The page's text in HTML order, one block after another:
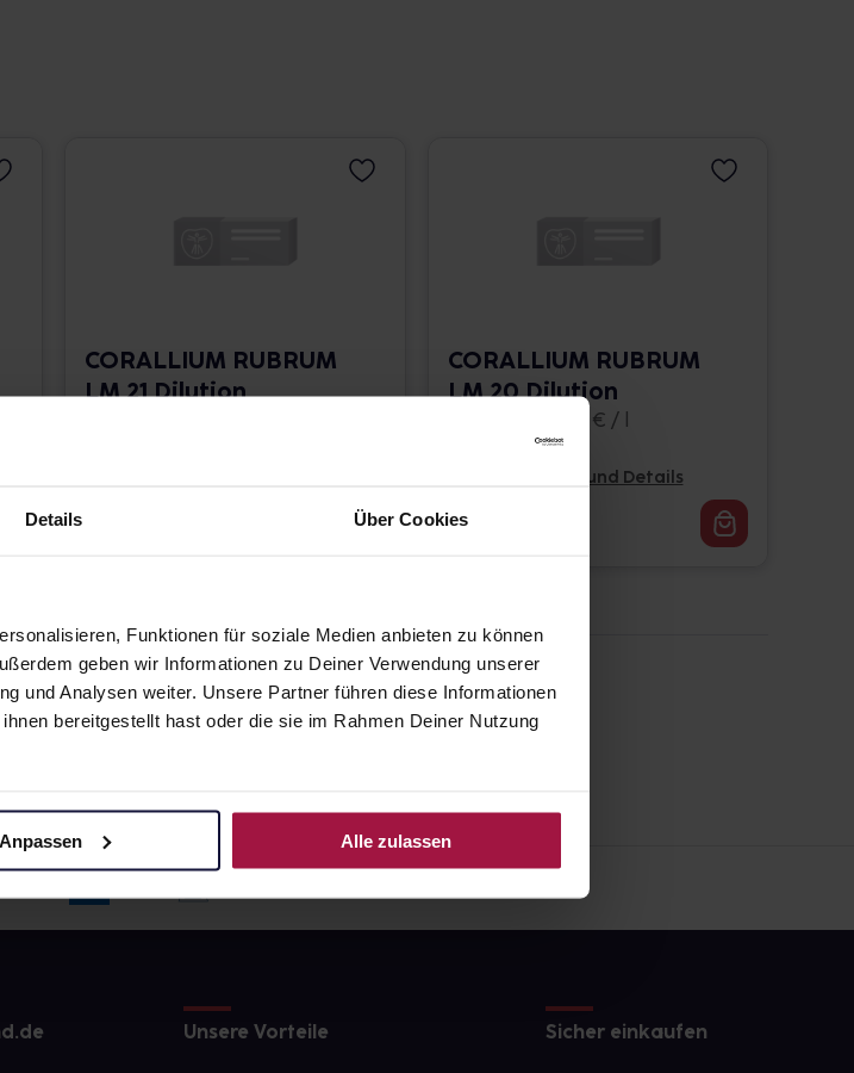
Details Über Cookies
Funktionen für soziale Medien anbieten zu können
geben wir Informationen zu Deiner Verwendung unserer
und Analysen weiter. Unsere Partner führen diese Informationen
bereitgestellt hast oder die sie im Rahmen Deiner Nutzung
Anpassen Alle zulassen
CORALLIUM RUBRUM
LM 21 Dilution
CORALLIUM RUBRUM
LM 20 Dilution
10 ml • 1.662,00 € / l
Pflichtangaben und Details
16,62
Unsere Vorteile Sicher einkaufen